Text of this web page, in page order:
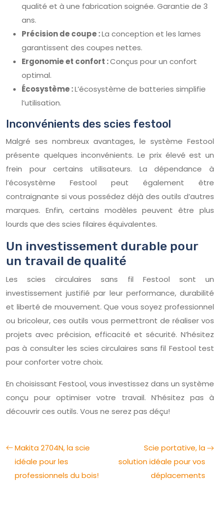
qualité et à une fabrication soignée. Garantie de 3
ans.
Précision de coupe :La conception et les lames
garantissent des coupes nettes.
Ergonomie et confort :Conçus pour un confort
optimal.
Écosystème :L’écosystème de batteries simplifie
l’utilisation.
Inconvénients des scies festool
Malgré ses nombreux avantages, le système Festool
présente quelques inconvénients. Le prix élevé est un
frein pour certains utilisateurs. La dépendance à
l’écosystème Festool peut également être
contraignante si vous possédez déjà des outils d’autres
marques. Enfin, certains modèles peuvent être plus
lourds que des scies filaires équivalentes.
Un investissement durable pour
un travail de qualité
Les scies circulaires sans fil Festool sont un
investissement justifié par leur performance, durabilité
et liberté de mouvement. Que vous soyez professionnel
ou bricoleur, ces outils vous permettront de réaliser vos
projets avec précision, efficacité et sécurité. N’hésitez
pas à consulter les scies circulaires sans fil Festool test
pour conforter votre choix.
En choisissant Festool, vous investissez dans un système
conçu pour optimiser votre travail. N’hésitez pas à
découvrir ces outils. Vous ne serez pas déçu!
Makita 2704N, la scie
idéale pour les
professionnels du bois!
Scie portative, la
solution idéale pour vos
déplacements